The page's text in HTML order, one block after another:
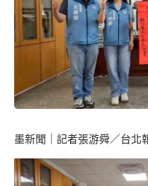
墨新聞 ｜記者張游舜／台北